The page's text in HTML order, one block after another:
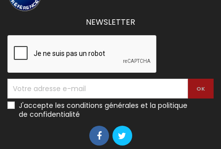
NEWSLETTER
J'accepte les conditions générales et la politique
de confidentialité